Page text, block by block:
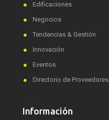
Edificaciones
Negocios
Tendencias & Gestión
Innovación
Eventos
Directorio de Proveedores
Información